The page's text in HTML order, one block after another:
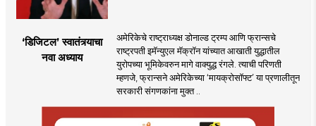
‘डिजिटल’ स्वातंत्र्याचा
नवा अध्याय
अमेरिकेचे राष्ट्राध्यक्ष डोनाल्ड ट्रम्प आणि फ्रान्सचे
राष्ट्रपती इमॅन्युएल मॅक्रॉन यांच्यात आखाती युद्धातील
युरोपच्या भूमिकेवरुन मागे वाक्युद्ध रंगले. त्याची परिणती
म्हणजे, फ्रान्सने अमेरिकेच्या ‘मायक्रोसॉफ्ट’ या प्रणालीतून
सरकारी संगणकांना मुक्त ..